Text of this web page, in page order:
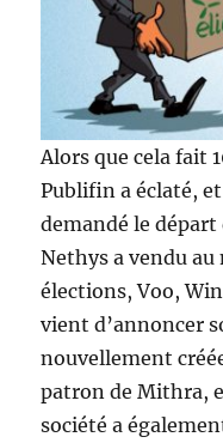
Alors que cela fait
Publifin a éclaté,
demandé le
Nethys a vendu
élections, Voo,
vient d’annoncer
nouvellement
patron de Mithra,
société a